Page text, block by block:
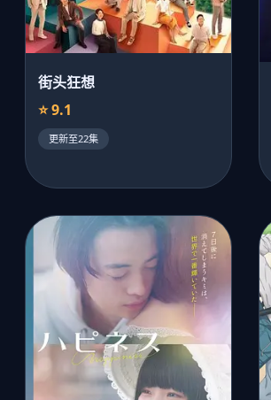
街头狂想
⭐ 9.1
更新至22集